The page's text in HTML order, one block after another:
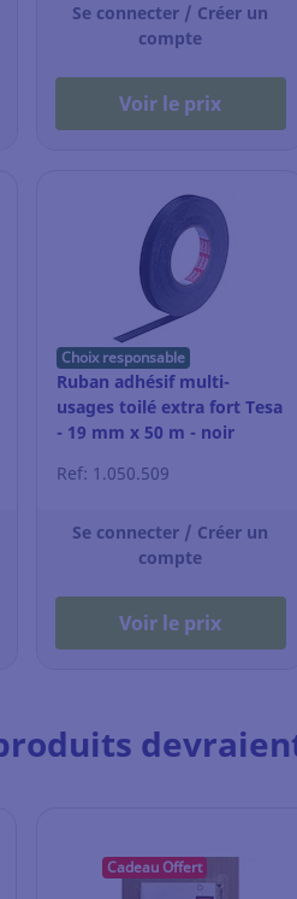
Se connecter / Créer un
compte
Voir le prix
Choix responsable
Ruban adhésif multi-
usages toilé extra fort Tesa
- 19 mm x 50 m - noir
Ref: 1.050.509
Se connecter / Créer un
compte
Voir le prix
Cadeau Offert